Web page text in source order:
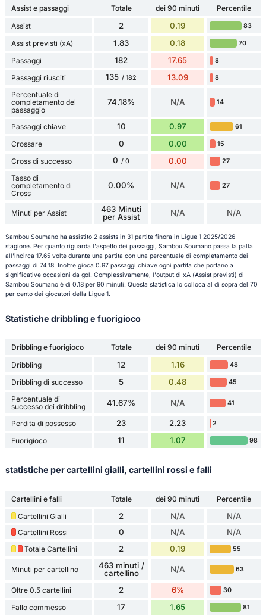
Assist e passaggi Totale dei 90 minuti
Percentile
Assist
2 0.19 83
Assist previsti (xA) 1.83 0.18 70
Passaggi 182 17.65 8
Passaggi riusciti 135 / 182 13.09 8
Percentuale di
completamento del
passaggio
74.18% N/A 14
Passaggi chiave 10 0.97 61
Crossare 0 0.00 15
Cross di successo 0 / 0 0.00 27
Tasso di
completamento di
Cross
0.00% N/A 27
Minuti per Assist
463 Minuti
per Assist
N/A N/A
Sambou Soumano ha assistito 2 assists in 31 partite finora in Ligue 1 2025/2026
stagione. Per quanto riguarda l'aspetto dei passaggi, Sambou Soumano passa la palla
all'incirca 17.65 volte durante una partita con una percentuale di completamento dei
passaggi di 74.18. Inoltre gioca 0.97 passaggi chiave ogni partita che portano a
significative occasioni da gol. Complessivamente, l'output di xA (Assist previsti) di
Sambou Soumano è di 0.18 per 90 minuti. Questa statistica lo colloca al di sopra del 70
per cento dei giocatori della Ligue 1.
Statistiche dribbling e fuorigioco
Dribbling e fuorigioco Totale dei 90 minuti
Percentile
Dribbling
12 1.16 48
Dribbling di successo 5 0.48 45
Percentuale di
successo dei dribbling
41.67% N/A 41
Perdita di possesso 23 2.23 2
Fuorigioco 11 1.07 98
statistiche per cartellini gialli, cartellini rossi e falli
Cartellini e falli Totale dei 90 minuti
Percentile
Cartellini Gialli
2 N/A N/A
Cartellini Rossi 0 N/A N/A
Totale Cartellini 2 0.19 55
Minuti per cartellino
463 minuti /
cartellino
N/A 63
Oltre 0.5 cartellini 2 6% 30
Fallo commesso 17 1.65 81